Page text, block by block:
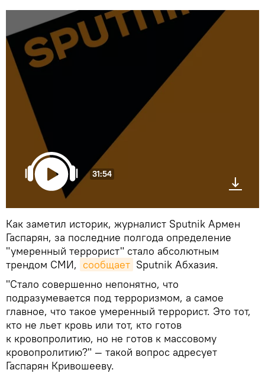
31:54
Как заметил историк, журналист Sputnik Армен
Гаспарян, за последние полгода определение
"умеренный террорист" стало абсолютным
трендом СМИ, сообщает Sputnik Абхазия.
"Стало совершенно непонятно, что
подразумевается под терроризмом, а самое
главное, что такое умеренный террорист. Это тот,
кто не льет кровь или тот, кто готов
к кровопролитию, но не готов к массовому
кровопролитию?" — такой вопрос адресует
Гаспарян Кривошееву.